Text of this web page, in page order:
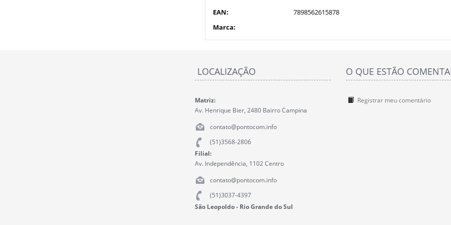
EAN:
7898562615878
Marca:
LOCALIZAÇÃO
Matriz:
Av. Henrique Bier, 2480 Bairro Campina
contato@pontocom.info
(51)3568-2806
Filial:
Av. Independência, 1102 Centro
contato@pontocom.info
(51)3037-4397
São Leopoldo - Rio Grande do Sul
O QUE ESTÃO
Registrar meu comentário